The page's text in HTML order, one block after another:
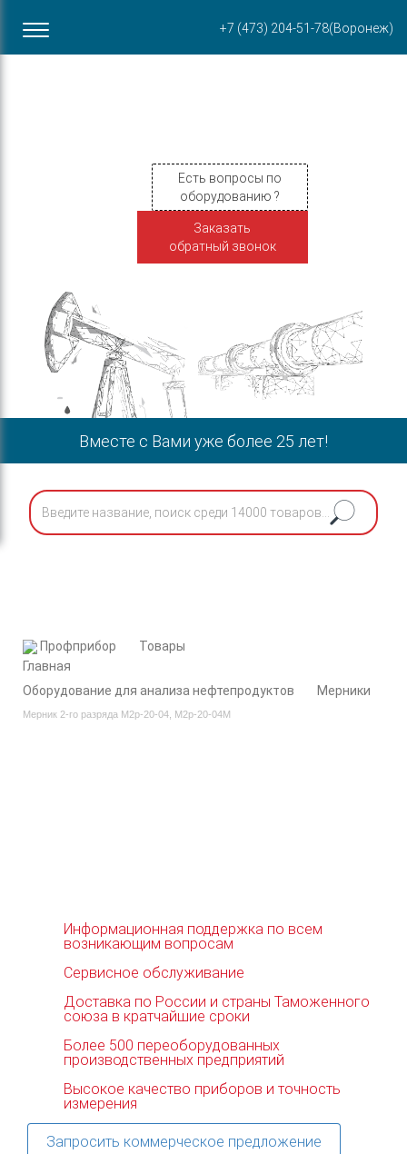
+7 (473) 204-51-78(Воронеж)
ул. Пирогова, 87Б
Есть вопросы по
оборудованию ?
Заказать
обратный звонок
Вместе с Вами уже более 25 лет!
Профприбор Товары
Оборудование для анализа нефтепродуктов Мерники
Мерник 2-го разряда М2р-20-04, М2р-20-04М
Информационная поддержка по всем
возникающим вопросам
Сервисное обслуживание
Доставка по России и страны Таможенного
союза в кратчайшие сроки
Более 500 переоборудованных
производственных предприятий
Высокое качество приборов и точность
измерения
Запросить коммерческое предложение